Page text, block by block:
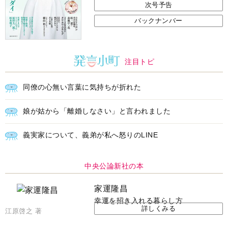
次号予告
バックナンバー
注目トピ
同僚の心無い言葉に気持ちが折れた
娘が姑から「離婚しなさい」と言われました
義実家について、義弟が私へ怒りのLINE
中央公論新社の本
家運隆昌
幸運を招き入れる暮らし方
江原啓之 著 詳しくみる